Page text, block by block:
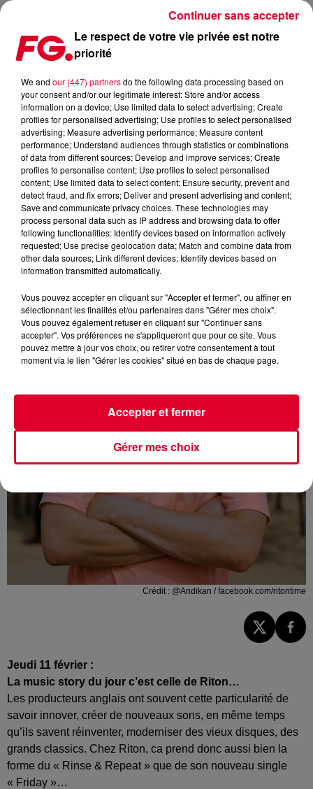
LA MUSIC STORY DU JOUR : RITON
Publié : 11 février 2021 à 10h08 par Christophe HUBERT
Crédit : @Andikan / facebook.com/ritontime
Jeudi 11 février :
La music story du jour c’est celle de Riton…
Les producteurs anglais ont souvent cette particularité de
savoir innover, créer de nouveaux sons, en même temps
qu’ils savent réinventer, moderniser des vieux disques, des
grands classics. Chez Riton, ca prend donc aussi bien la
forme du « Rinse & Repeat » que de son nouveau single
« Friday »…
Le respect de votre vie privée est notre
priorité
We and our (447) partnersdo the following data processing based on
your consent and/or our legitimate interest: Store and/or access
information on a device; Use limited data to select advertising; Create
profiles for personalised advertising; Use profiles to select personalised
advertising; Measure advertising performance; Measure content
performance; Understand audiences through statistics or combinations
of data from different sources; Develop and improve services; Create
profiles to personalise content; Use profiles to select personalised
content; Use limited data to select content; Ensure security, prevent and
detect fraud, and fix errors; Deliver and present advertising and content;
Save and communicate privacy choices. These technologies may
process personal data such as IP address and browsing data to offer
following functionalities: Identify devices based on information actively
requested; Use precise geolocation data; Match and combine data from
other data sources; Link different devices; Identify devices based on
information transmitted automatically.
Vous pouvez accepter en cliquant sur "Accepter et fermer", ou affiner en
sélectionnant les finalités et/ou partenaires dans "Gérer mes choix".
Vous pouvez également refuser en cliquant sur "Continuer sans
accepter". Vos préférences ne s'appliqueront que pour ce site. Vous
pouvez mettre à jour vos choix, ou retirer votre consentement à tout
moment via le lien "Gérer les cookies" situé en bas de chaque page.
Gérer mes choix
Accepter et fermer
Continuer sans accepter